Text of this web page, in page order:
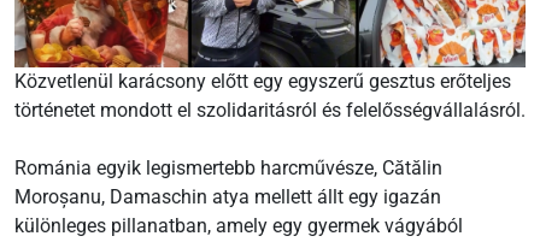
Közvetlenül karácsony előtt egy egyszerű gesztus erőteljes
történetet mondott el szolidaritásról és felelősségvállalásról.
Románia egyik legismertebb harcművésze, Cătălin
Moroșanu, Damaschin atya mellett állt egy igazán
különleges pillanatban, amely egy gyermek vágyából